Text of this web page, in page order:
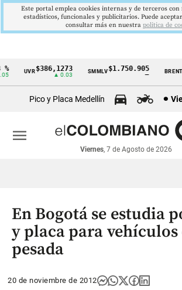
Cintillo
económicos
Colombia
UVR$386,1273
▲ 0.03
SMMLV $1.750.905 BRENT
Pico y Placa Medellín
Viernes, 7 de Agosto de 2026
menu
En Bogotá se estudia
y placa para vehículos
pesada
20 de noviembre de 2012
Este portal emplea cookies internas y de terceros con
estadísticos, funcionales y publicitarios. Puede
consultar más en nuestra politica de